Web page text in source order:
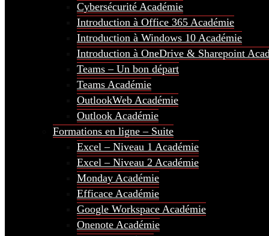
Cybersécurité Académie
Introduction à Office 365 Académie
Introduction à Windows 10 Académie
Introduction à OneDrive & Sharepoint
Teams – Un bon départ
Teams Académie
OutlookWeb Académie
Outlook Académie
Formations en ligne – Suite
Excel – Niveau 1 Académie
Excel – Niveau 2 Académie
Monday Académie
Efficace Académie
Google Workspace Académie
Onenote Académie